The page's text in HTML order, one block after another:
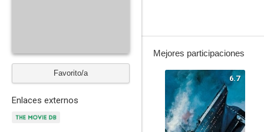
Favorito/a
Enlaces externos
Mejores participaciones
6.7